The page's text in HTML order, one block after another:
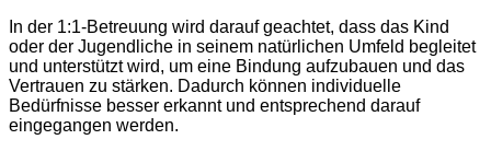
In der 1:1-Betreuung wird darauf geachtet, dass das Kind
oder der Jugendliche in seinem natürlichen Umfeld begleitet
und unterstützt wird, um eine Bindung aufzubauen und das
Vertrauen zu stärken. Dadurch können individuelle
Bedürfnisse besser erkannt und entsprechend darauf
eingegangen werden.